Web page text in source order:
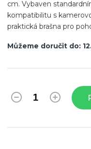
Můžeme doručit do:
cm. Vybaven
kompatibilitu s
praktická brašna pro